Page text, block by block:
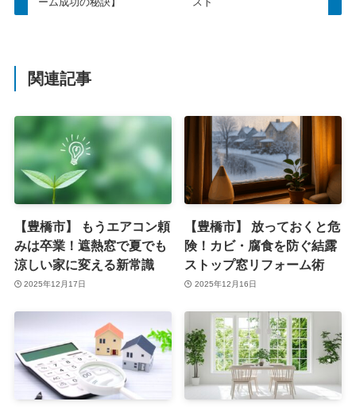
関連記事
【豊橋市】 もうエアコン頼
みは卒業！遮熱窓で夏でも
涼しい家に変える新常識
2025年12月17日
【豊橋市】 放っておくと危
険！カビ・腐食を防ぐ結露
ストップ窓リフォーム術
2025年12月16日